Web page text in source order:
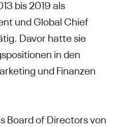
bis 2019 als
und Global Chief
Davor hatte sie
in den
und Finanzen
Board of Directors von